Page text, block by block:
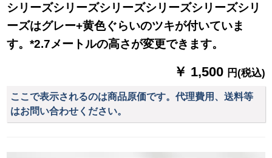
シリーズシリーズシリーズシリーズシリーズシリ
ーズはグレー+黄色ぐらいのツキが付いていま
す。*2.7メートルの高さが変更できます。
￥ 1,500 円(税込)
ここで表示されるのは商品原価です。代理費用、送料等
はお問い合わせください。